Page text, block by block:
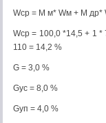
Wср = M м* Wм + M
Wср = 100,0 *14,5 + 1
110 = 14,2 %
G = 3,0 %
Gус = 8,0 %
Gуп = 4,0 %